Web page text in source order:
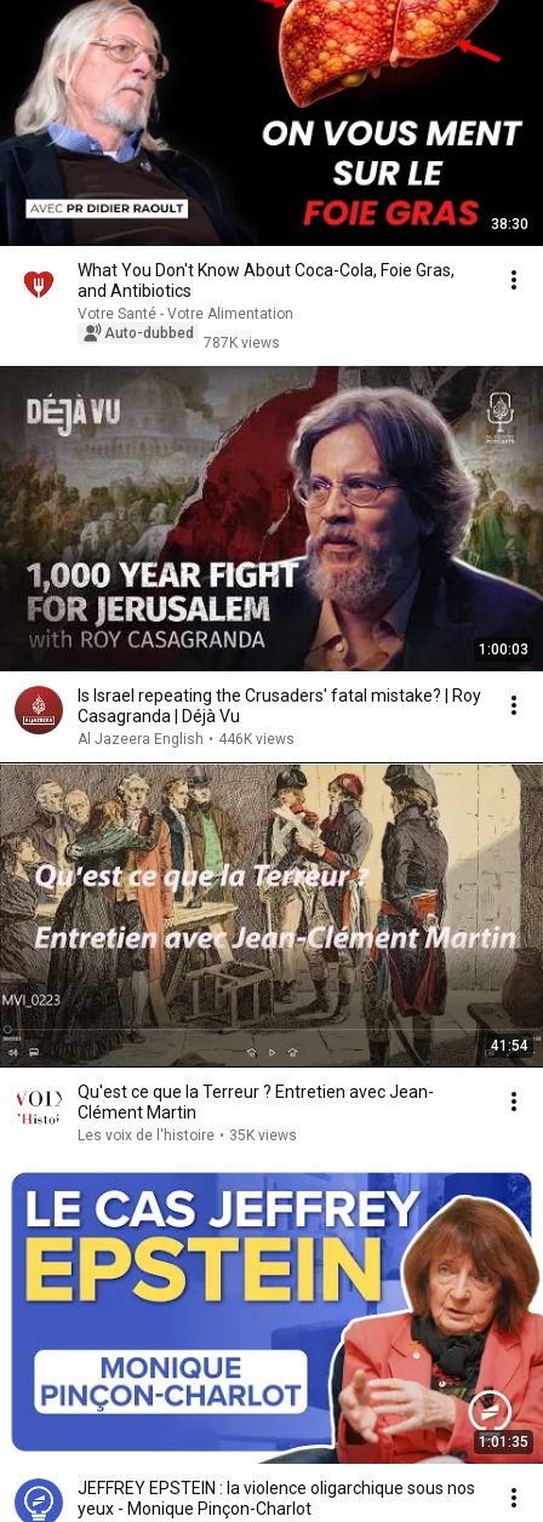
38:30
What You Don't Know About Coca-Cola, Foie Gras,
and Antibiotics
Votre Santé - Votre Alimentation
Auto-dubbed
787K views
1:00:03
Is Israel repeating the Crusaders' fatal mistake? | Roy
Casagranda | Déjà Vu
Al Jazeera English • 446K views
41:54
Qu'est ce que la Terreur ? Entretien avec Jean-
Clément Martin
Les voix de l'histoire • 35K views
1:01:35
JEFFREY EPSTEIN : la violence oligarchique sous nos
yeux - Monique Pinçon-Charlot